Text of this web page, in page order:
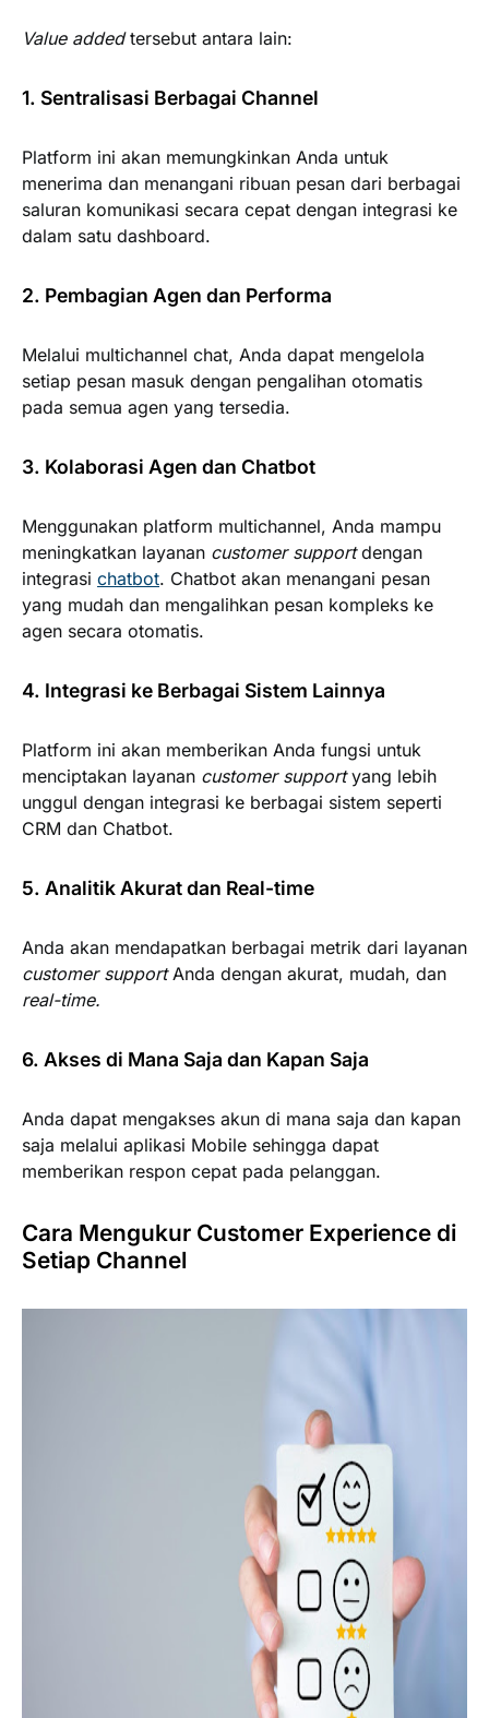
Value addedtersebut antara lain:
1. Sentralisasi Berbagai Channel
Platform ini akan memungkinkan Anda untuk
menerima dan menangani ribuan pesan dari berbagai
saluran komunikasi secara cepat dengan integrasi ke
dalam satu dashboard.
2. Pembagian Agen dan Performa
Melalui multichannel chat, Anda dapat mengelola
setiap pesan masuk dengan pengalihan otomatis
pada semua agen yang tersedia.
3. Kolaborasi Agen dan Chatbot
Menggunakan platform multichannel, Anda mampu
meningkatkan layanan customer supportdengan
integrasi chatbot. Chatbot akan menangani pesan
yang mudah dan mengalihkan pesan kompleks ke
agen secara otomatis.
4. Integrasi ke Berbagai Sistem Lainnya
Platform ini akan memberikan Anda fungsi untuk
menciptakan layanan customer supportyang lebih
unggul dengan integrasi ke berbagai sistem seperti
CRM dan Chatbot.
5. Analitik Akurat dan Real-time
Anda akan mendapatkan berbagai metrik dari layanan
customer supportAnda dengan akurat, mudah, dan
real-time.
6. Akses di Mana Saja dan Kapan Saja
Anda dapat mengakses akun di mana saja dan kapan
saja melalui aplikasi Mobile sehingga dapat
memberikan respon cepat pada pelanggan.
Cara Mengukur Customer Experience di
Setiap Channel